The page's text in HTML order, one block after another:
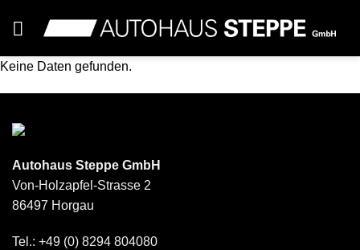
Keine Daten gefunden.
Autohaus Steppe GmbH
Von-Holzapfel-Strasse 2
86497 Horgau
Tel.: +49 (0) 8294 804080